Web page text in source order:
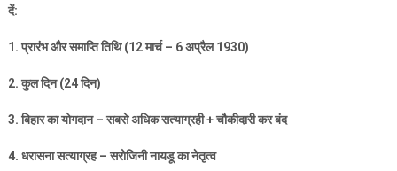
दें:
1.प्रारंभ और समाप्ति तिथि (12मार्च – 6अप्रैल1930)
2.कुल दिन (24दिन)
3.बिहार का योगदान – सबसे अधिक सत्याग्रही + चौकीदारी कर बंद
4. धरासना सत्याग्रह – सरोजिनी नायडू का नेतृत्व